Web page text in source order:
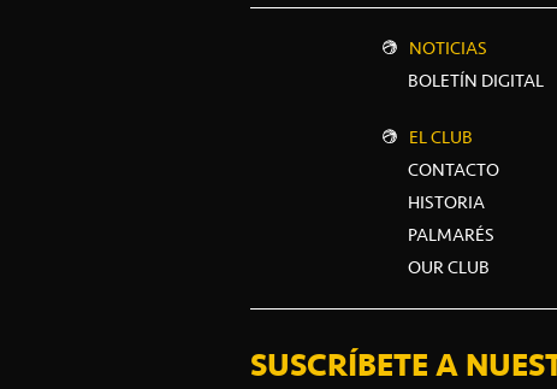
NOTICIAS
BOLETÍN DIGITAL
EL CLUB
CONTACTO
HISTORIA
PALMARÉS
OUR CLUB
SUSCRÍBETE A